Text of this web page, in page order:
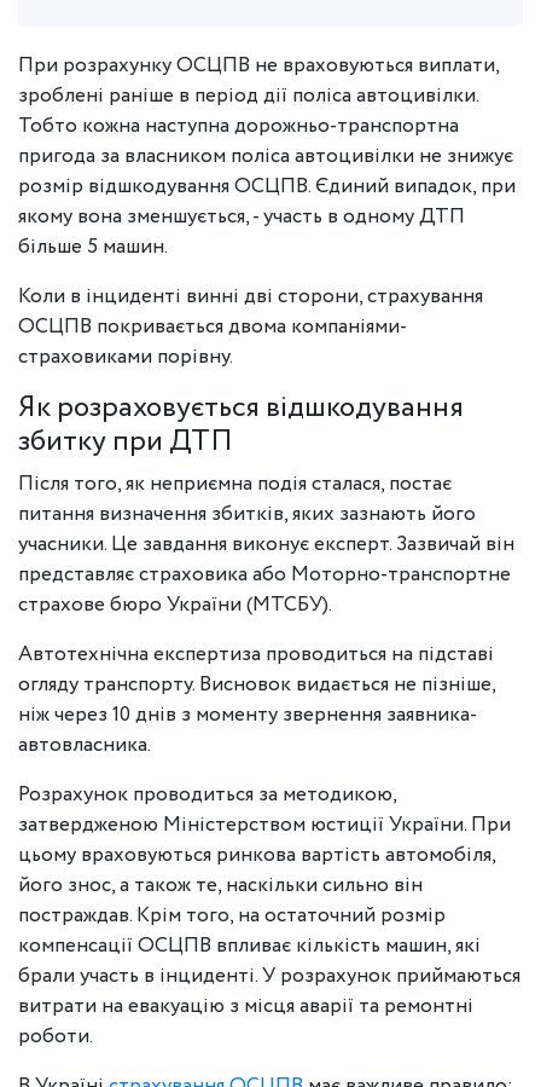
При розрахунку ОСЦПВ не враховуються виплати,
зроблені раніше в період дії поліса автоцивілки.
Тобто кожна наступна дорожньо-транспортна
пригода за власником поліса автоцивілки не знижує
розмір відшкодування ОСЦПВ. Єдиний випадок, при
якому вона зменшується, - участь в одному ДТП
більше 5 машин.
Коли в інциденті винні дві сторони, страхування
ОСЦПВ покривається двома компаніями-
страховиками порівну.
Як розраховується відшкодування
збитку при ДТП
Після того, як неприємна подія сталася, постає
питання визначення збитків, яких зазнають його
учасники. Це завдання виконує експерт. Зазвичай він
представляє страховика або Моторно-транспортне
страхове бюро України (МТСБУ).
Автотехнічна експертиза проводиться на підставі
огляду транспорту. Висновок видається не пізніше,
ніж через 10 днів з моменту звернення заявника-
автовласника.
Розрахунок проводиться за методикою,
затвердженою Міністерством юстиції України. При
цьому враховуються ринкова вартість автомобіля,
його знос, а також те, наскільки сильно він
постраждав. Крім того, на остаточний розмір
компенсації ОСЦПВ впливає кількість машин, які
брали участь в інциденті. У розрахунок приймаються
витрати на евакуацію з місця аварії та ремонтні
роботи.